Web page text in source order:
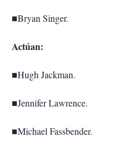
■Bryan Singer.
Actúan:
■Hugh Jackman.
■Jennifer Lawrence.
■Michael Fassbender.